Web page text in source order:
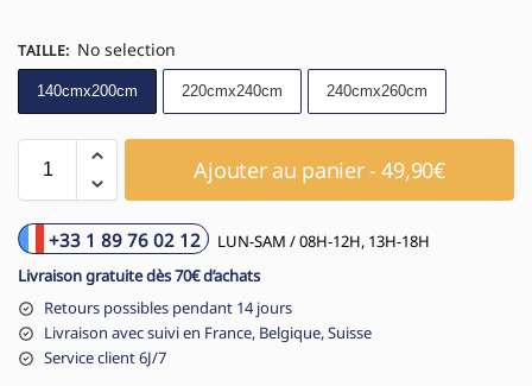
TAILLE: No selection
140cmx200cm 220cmx240cm 240cmx260cm
Ajouter au panier - 49,90€
+33 1 89 76 02 12
LUN-SAM / 08H-12H, 13H-18H
Livraison gratuite dès 70€ d’achats
Retours possibles pendant 14 jours
Livraison avec suivi en France, Belgique, Suisse
Service client 6J/7